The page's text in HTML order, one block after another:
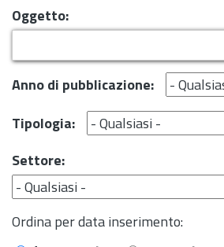
Oggetto:
Anno di pubblicazione:
Tipologia:
Settore:
Ordina per data inserimento: